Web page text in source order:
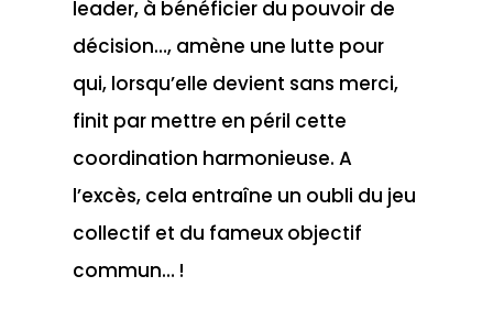
leader, à bénéficier du pouvoir de
décision…, amène une lutte pour
qui, lorsqu’elle devient sans merci,
finit par mettre en péril cette
coordination harmonieuse. A
l’excès, cela entraîne un oubli du jeu
collectif et du fameux objectif
commun… !